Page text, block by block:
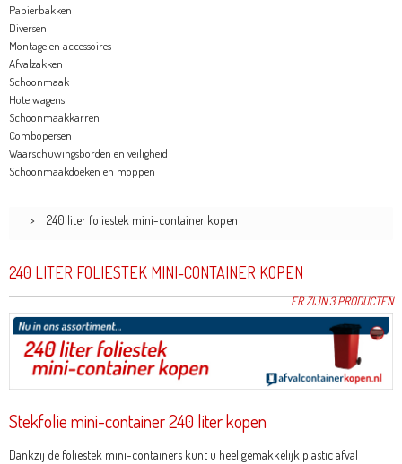
Papierbakken
Diversen
Montage en accessoires
Afvalzakken
Schoonmaak
Hotelwagens
Schoonmaakkarren
Combopersen
Waarschuwingsborden en veiligheid
Schoonmaakdoeken en moppen
> 240 liter foliestek mini-container kopen
240 LITER FOLIESTEK MINI-CONTAINER KOPEN
ER ZIJN 3 PRODUCTEN
Stekfolie mini-container 240 liter kopen
Dankzij de foliestek mini-containers kunt u heel gemakkelijk plastic afval